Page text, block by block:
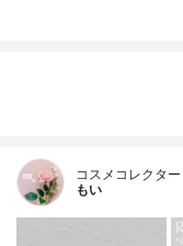
コスメコレクター
もい